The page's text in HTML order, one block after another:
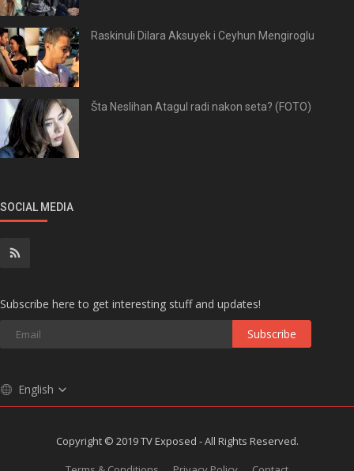
Raskinuli Dilara Aksuyek i Ceyhun Mengiroglu
Šta Neslihan Atagul radi nakon seta? (FOTO)
SOCIAL MEDIA
Subscribe here to get interesting stuff and updates!
Subscribe
English
Copyright © 2019 TV Exposed - All Rights Reserved.